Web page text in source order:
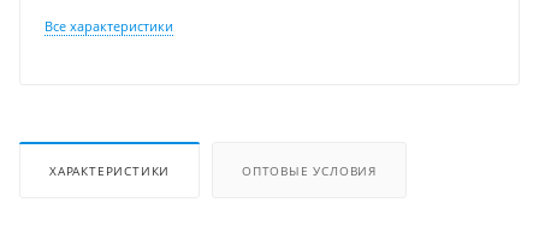
Все характеристики
ХАРАКТЕРИСТИКИ ОПТОВЫЕ УСЛОВИЯ